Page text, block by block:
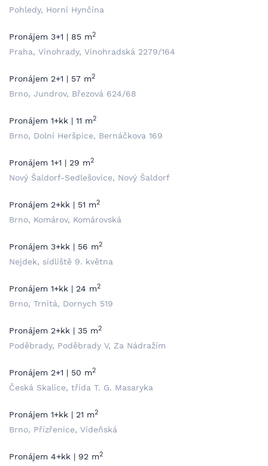
Pohledy, Horní Hynčina
Pronájem 3+1 | 85 m2
Praha, Vinohrady, Vinohradská 2279/164
Pronájem 2+1 | 57 m2
Brno, Jundrov, Březová 624/68
Pronájem 1+kk | 11 m2
Brno, Dolní Heršpice, Bernáčkova 169
Pronájem 1+1 | 29 m2
Nový Šaldorf-Sedlešovice, Nový Šaldorf
Pronájem 2+kk | 51 m2
Brno, Komárov, Komárovská
Pronájem 3+kk | 56 m2
Nejdek, sídliště 9. května
Pronájem 1+kk | 24 m2
Brno, Trnitá, Dornych 519
Pronájem 2+kk | 35 m2
Poděbrady, Poděbrady V, Za Nádražím
Pronájem 2+1 | 50 m2
Česká Skalice, třída T. G. Masaryka
Pronájem 1+kk | 21 m2
Brno, Přízřenice, Vídeňská
Pronájem 4+kk | 92 m2